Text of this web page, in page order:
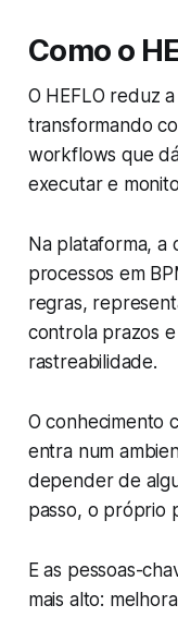
Como o
O HEFLO reduz
transformando
workflows que
executar e
Na plataforma, a
processos em
regras,
controla prazos
rastreabilidade.
O conhecimento
entra num
depender de
passo, o próprio
E as pessoas-
mais alto: